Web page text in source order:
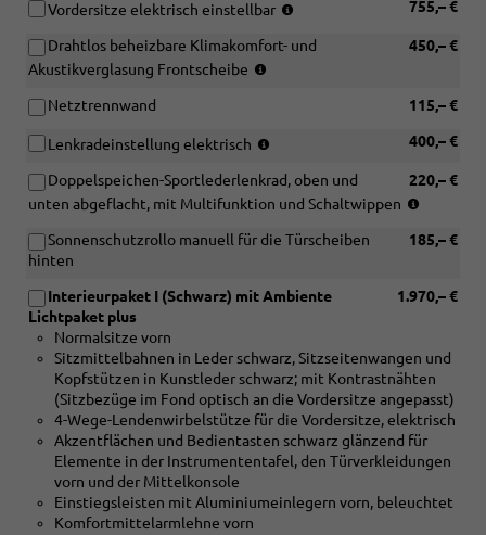
[5MB]
Aluminium
matt
oder
[5MK]
Dekoreinlagen
Carbon
Mikro-
Köper
Struktur
und
Ablage-
und
Gepäckraumpaket
und
[4D3]
Sitzbelüftung
vorn
Verbindung
[PWE]
Interieurpaket
Interieurpaket
VI
oder
[PWT]
Interieurpaket
[PWL]
line
Paket
II
oder
[PWO]
Interieur
S
line
Paket
755,– €
Vordersitze elektrisch einstellbar
Verbindung
[PQ2]
Plus
Paket
Tech
und
[PWA]
oder
[PWB]
oder
[PWC]
[PWD]
450,– €
Drahtlos beheizbare Klimakomfort- und
Akustikverglasung Frontscheibe
Tech
Pro
Paket
und
mit
115,– €
Netztrennwand
400,– €
Lenkradeinstellung elektrisch
Verbindung
mit
Tech
Paket)
220,– €
Doppelspeichen-Sportlederlenkrad, oben und
unten abgeflacht, mit Multifunktion und Schaltwippen
Line
185,– €
Sonnenschutzrollo manuell für die Türscheiben
hinten
1.970,– €
Interieurpaket I (Schwarz) mit Ambiente
Lichtpaket plus
Normalsitze vorn
Sitzmittelbahnen in Leder schwarz, Sitzseitenwangen und
Kopfstützen in Kunstleder schwarz; mit Kontrastnähten
(Sitzbezüge im Fond optisch an die Vordersitze angepasst)
4-Wege-Lendenwirbelstütze für die Vordersitze, elektrisch
Akzentflächen und Bedientasten schwarz glänzend für
Elemente in der Instrumententafel, den Türverkleidungen
vorn und der Mittelkonsole
Einstiegsleisten mit Aluminiumeinlegern vorn, beleuchtet
Komfortmittelarmlehne vorn